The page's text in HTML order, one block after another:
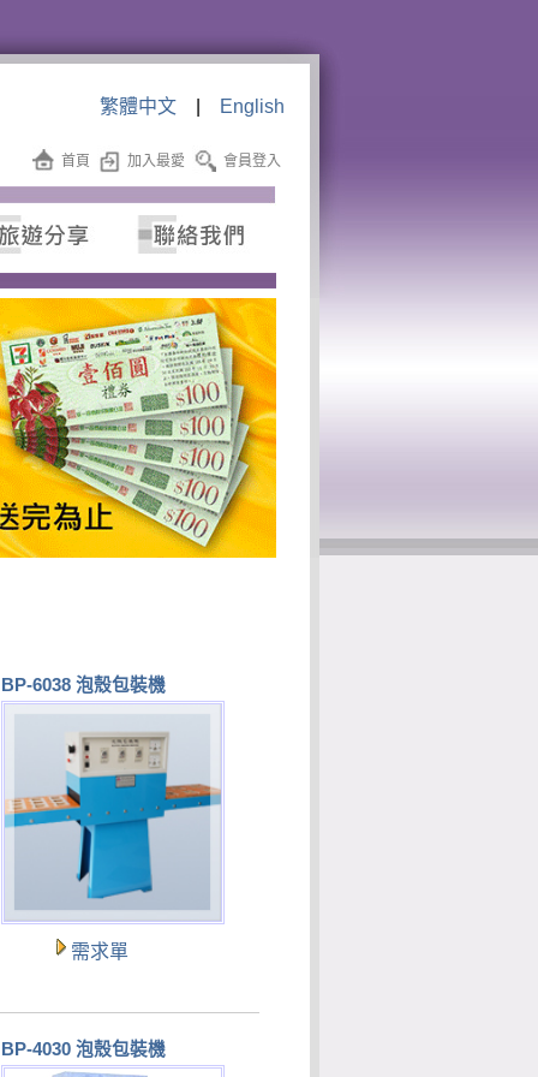
繁體中文| English
首頁 加入最愛 會員登入
BP-6038 泡殼包裝機
需求單
BP-4030 泡殼包裝機